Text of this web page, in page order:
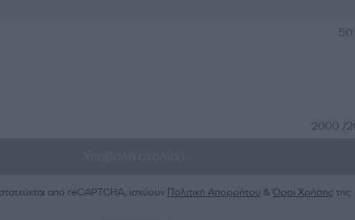
2000 /
από reCAPTCHA, ισχύουν Πολιτική Απορρήτου &Όροι Χρήσης της